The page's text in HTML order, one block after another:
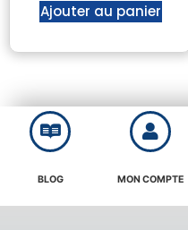
Ajouter au panier
BLOG MON COMPTE